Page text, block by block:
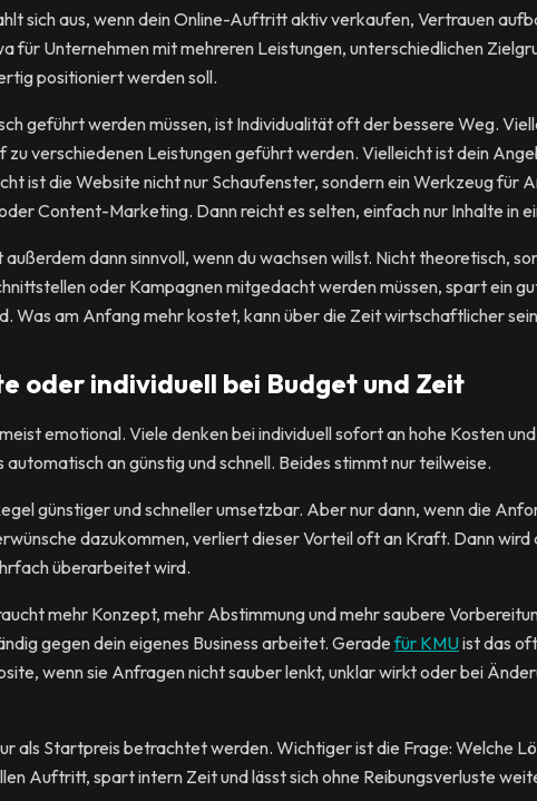
sich aus, wenn dein Online-Auftritt aktiv verkaufen, Vertrauen
für Unternehmen mit mehreren Leistungen, unterschiedlichen
positioniert werden soll.
geführt werden müssen, ist Individualität oft der bessere Weg.
zu verschiedenen Leistungen geführt werden. Vielleicht ist dein
ist die Website nicht nur Schaufenster, sondern ein Werkzeug für
Content-Marketing. Dann reicht es selten, einfach nur Inhalte in
dann sinnvoll, wenn du wachsen willst. Nicht theoretisch,
oder Kampagnen mitgedacht werden müssen, spart ein
Was am Anfang mehr kostet, kann über die Zeit wirtschaftlicher
oder individuell bei Budget und Zeit
emotional. Viele denken bei individuell sofort an hohe Kosten
an günstig und schnell. Beides stimmt nur teilweise.
günstiger und schneller umsetzbar. Aber nur dann, wenn die
dazukommen, verliert dieser Vorteil oft an Kraft. Dann wird
überarbeitet wird.
mehr Konzept, mehr Abstimmung und mehr saubere
gegen dein eigenes Business arbeitet. Geradefür KMU ist das
wenn sie Anfragen nicht sauber lenkt, unklar wirkt oder bei
als Startpreis betrachtet werden. Wichtiger ist die Frage: Welche
Auftritt, spart intern Zeit und lässt sich ohne Reibungsverluste